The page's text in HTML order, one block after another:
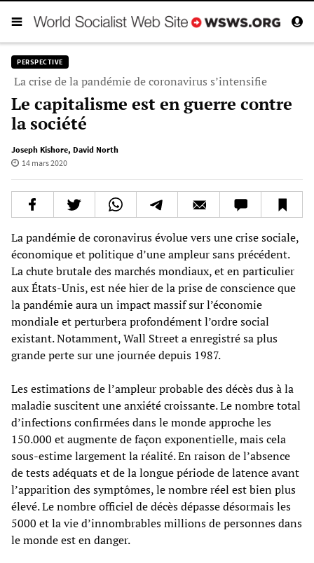
PERSPECTIVE
La crise de la pandémie de coronavirus s’intensifie
Le capitalisme est en guerre contre
la société
Joseph Kishore, David North
14 mars 2020
La pandémie de coronavirus évolue vers une crise sociale,
économique et politique d’une ampleur sans précédent.
La chute brutale des marchés mondiaux, et en particulier
aux États-Unis, est née hier de la prise de conscience que
la pandémie aura un impact massif sur l’économie
mondiale et perturbera profondément l’ordre social
existant. Notamment, Wall Street a enregistré sa plus
grande perte sur une journée depuis 1987.
Les estimations de l’ampleur probable des décès dus à la
maladie suscitent une anxiété croissante. Le nombre total
d’infections confirmées dans le monde approche les
150.000 et augmente de façon exponentielle, mais cela
sous-estime largement la réalité. En raison de l’absence
de tests adéquats et de la longue période de latence avant
l’apparition des symptômes, le nombre réel est bien plus
élevé. Le nombre officiel de décès dépasse désormais les
5000 et la vie d’innombrables millions de personnes dans
le monde est en danger.